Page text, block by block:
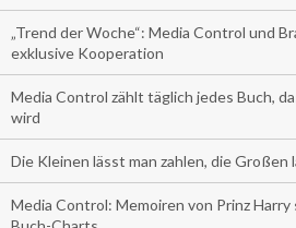
„Trend der Woche“: Media Control und
exklusive Kooperation
Media Control zählt täglich jedes Buch,
wird
Die Kleinen lässt man zahlen, die Großen
Media Control: Memoiren von Prinz